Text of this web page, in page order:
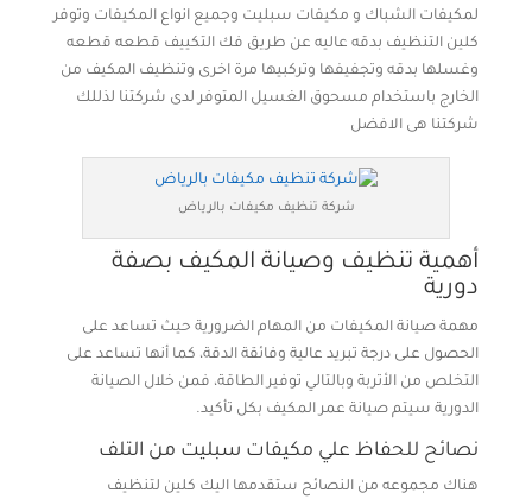
لمكيفات الشباك و مكيفات سبليت وجميع انواع المكيفات وتوفر
كلين التنظيف بدقه عاليه عن طريق فك التكييف قطعه قطعه
وغسلها بدقه وتجفيفها وتركبيها مرة اخرى وتنظيف المكيف من
الخارج باستخدام مسحوق الغسيل المتوفر لدى شركتنا لذللك
شركتنا هى الافضل
شركة تنظيف مكيفات بالرياض
أهمية تنظيف وصيانة المكيف بصفة
دورية
مهمة صيانة المكيفات من المهام الضرورية حيث تساعد على
الحصول على درجة تبريد عالية وفائقة الدقة، كما أنها تساعد على
التخلص من الأتربة وبالتالي توفير الطاقة، فمن خلال الصيانة
الدورية سيتم صيانة عمر المكيف بكل تأكيد.
نصائح للحفاظ علي مكيفات سبليت من التلف
هناك مجموعه من النصائح ستقدمها اليك كلين لتنظيف